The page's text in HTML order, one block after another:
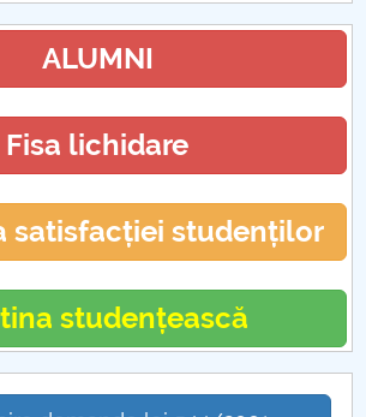
ALUMNI
Fisa lichidare
satisfacției studenților
studențească